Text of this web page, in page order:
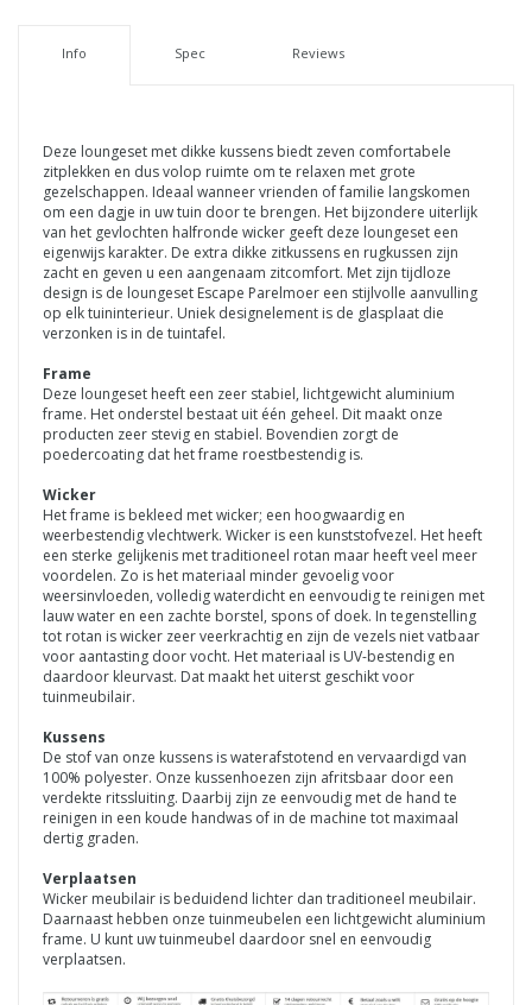
Info Spec Reviews
Deze loungeset met dikke kussens biedt zeven comfortabele
zitplekken en dus volop ruimte om te relaxen met grote
gezelschappen. Ideaal wanneer vrienden of familie langskomen
om een dagje in uw tuin door te brengen. Het bijzondere uiterlijk
van het gevlochten halfronde wicker geeft deze loungeset een
eigenwijs karakter. De extra dikke zitkussens en rugkussen zijn
zacht en geven u een aangenaam zitcomfort. Met zijn tijdloze
design is de loungeset Escape Parelmoer een stijlvolle aanvulling
op elk tuininterieur. Uniek designelement is de glasplaat die
verzonken is in de tuintafel.
Frame
Deze loungeset heeft een zeer stabiel, lichtgewicht aluminium
frame. Het onderstel bestaat uit één geheel. Dit maakt onze
producten zeer stevig en stabiel. Bovendien zorgt de
poedercoating dat het frame roestbestendig is.
Wicker
Het frame is bekleed met wicker; een hoogwaardig en
weerbestendig vlechtwerk. Wicker is een kunststofvezel. Het heeft
een sterke gelijkenis met traditioneel rotan maar heeft veel meer
voordelen. Zo is het materiaal minder gevoelig voor
weersinvloeden, volledig waterdicht en eenvoudig te reinigen met
lauw water en een zachte borstel, spons of doek. In tegenstelling
tot rotan is wicker zeer veerkrachtig en zijn de vezels niet vatbaar
voor aantasting door vocht. Het materiaal is UV-bestendig en
daardoor kleurvast. Dat maakt het uiterst geschikt voor
tuinmeubilair.
Kussens
De stof van onze kussens is waterafstotend en vervaardigd van
100% polyester. Onze kussenhoezen zijn afritsbaar door een
verdekte ritssluiting. Daarbij zijn ze eenvoudig met de hand te
reinigen in een koude handwas of in de machine tot maximaal
dertig graden.
Verplaatsen
Wicker meubilair is beduidend lichter dan traditioneel meubilair.
Daarnaast hebben onze tuinmeubelen een lichtgewicht aluminium
frame. U kunt uw tuinmeubel daardoor snel en eenvoudig
verplaatsen.